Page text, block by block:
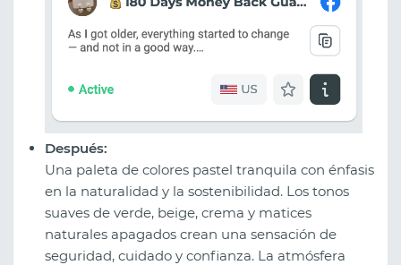
Después:
Una paleta de colores pastel tranquila con énfasis
en la naturalidad y la sostenibilidad. Los tonos
suaves de verde, beige, crema y matices
naturales apagados crean una sensación de
seguridad, cuidado y confianza. La atmósfera